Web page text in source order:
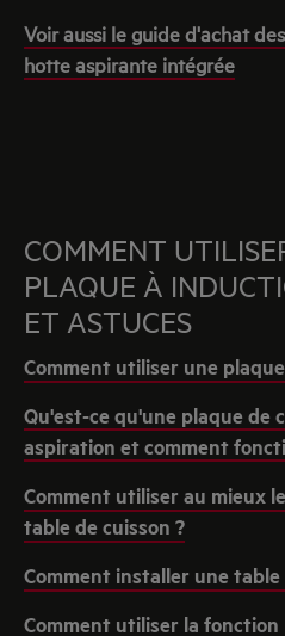
Voir aussi le guide d'achat
hotte aspirante intégrée
COMMENT
PLAQUE À
ET ASTUCES
Comment utiliser une
Qu'est-ce qu'une plaque de
aspiration et comment
Comment utiliser au mieux
table de cuisson ?
Comment installer une
Comment utiliser la fonction